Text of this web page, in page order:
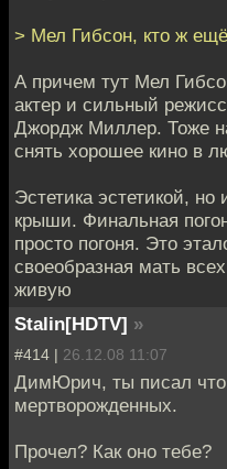
> Мел Гибсон, кто ж
А причем тут Мел
актер и сильный
Джордж Миллер. Тоже
снять хорошее кино в
Эстетика эстетикой,
крыши. Финальная
просто погоня. Это
своеобразная мать
живую
Stalin[HDTV] »
#414 | 26.12.08 11:07
ДимЮрич, ты писал что
мертворожденных.
Прочел? Как оно тебе?